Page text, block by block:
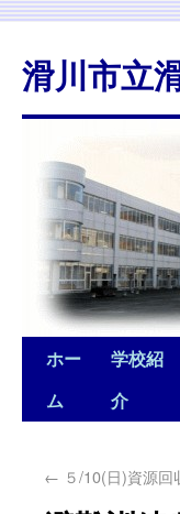
滑川市立
ホー
ム
学校紹
介
← ５/10(日)資源回